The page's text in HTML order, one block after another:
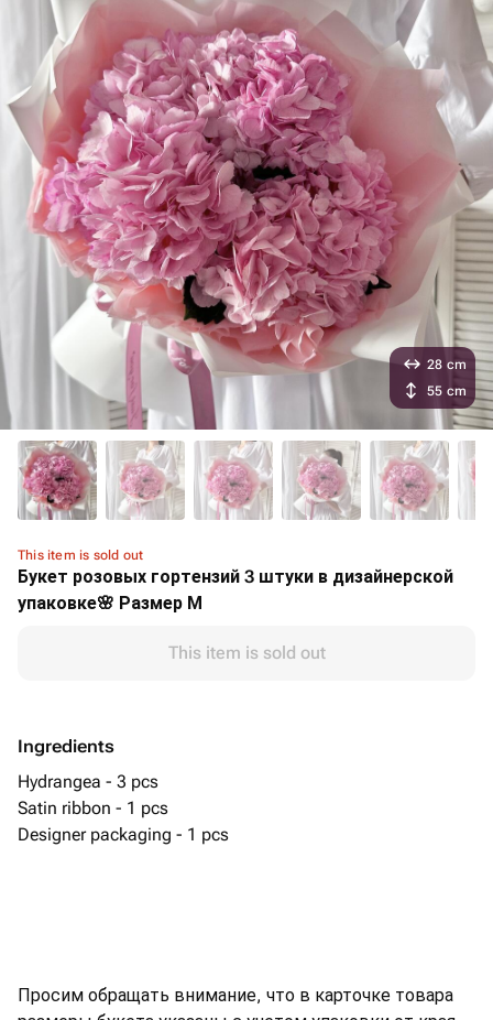
This item is sold out
Букет розовых гортензий 3 штуки в дизайнерской
упаковке🌸 Размер М
This item is sold out
Ingredients
Hydrangea - 3 pcs
Satin ribbon - 1 pcs
Designer packaging - 1 pcs
28 cm
55 cm
Просим обращать внимание, что в карточке товара